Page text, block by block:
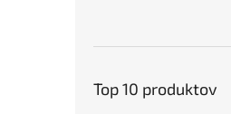
Top 10 produktov